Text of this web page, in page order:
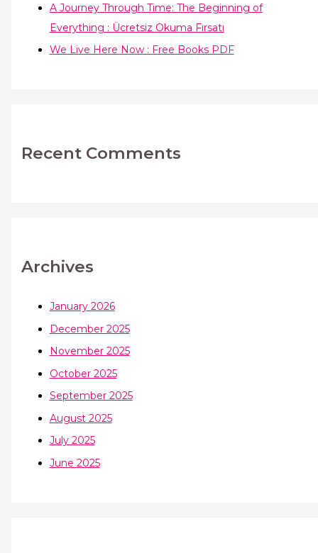
A Journey Through Time: The Beginning of
Everything : Ücretsiz Okuma Fırsatı
We Live Here Now : Free Books PDF
Recent Comments
Archives
January 2026
December 2025
November 2025
October 2025
September 2025
August 2025
July 2025
June 2025